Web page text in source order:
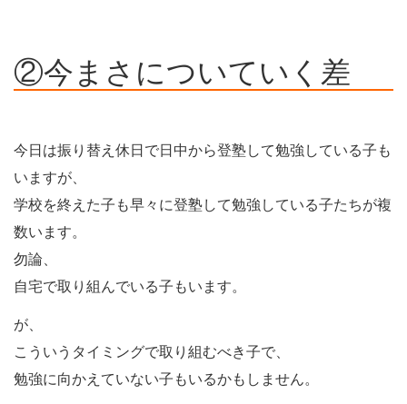
②今まさについていく差
今日は振り替え休日で日中から登塾して勉強している子も
いますが、
学校を終えた子も早々に登塾して勉強している子たちが複
数います。
勿論、
自宅で取り組んでいる子もいます。
が、
こういうタイミングで取り組むべき子で、
勉強に向かえていない子もいるかもしません。